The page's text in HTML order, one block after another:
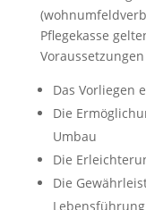
Pflegekasse
Das Vorliegen
Die
Umbau
Die
Die